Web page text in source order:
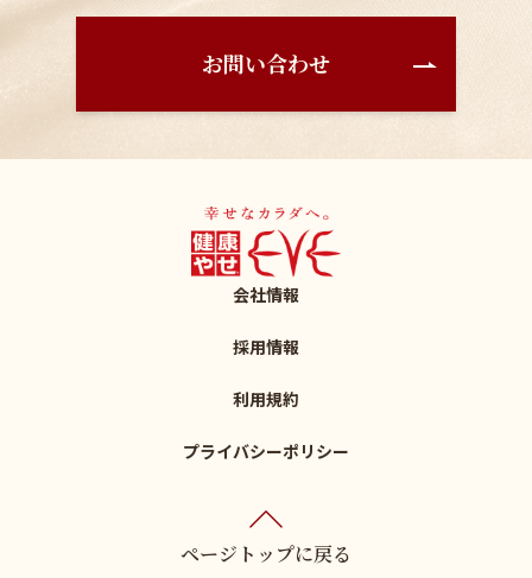
お問い合わせ
会社情報
採用情報
利用規約
プライバシーポリシー
ページトップに戻る